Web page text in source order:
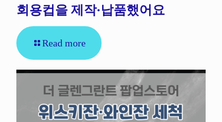
회용컵을 제작·납품했어요
Read more